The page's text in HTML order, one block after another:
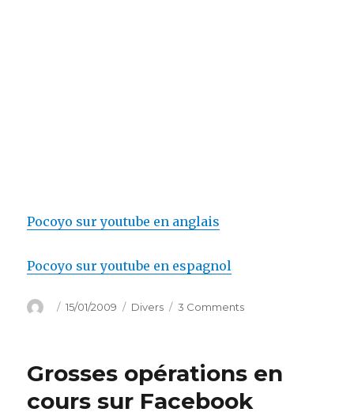
Pocoyo sur youtube en anglais
Pocoyo sur youtube en espagnol
Author
Posted
15/01/2009 Categories
Divers 3 Commentson
Grosses opérations en
cours sur Facebook